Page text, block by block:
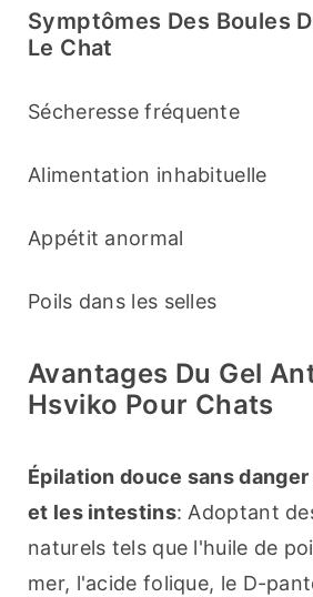
Symptômes Des Boules
Le Chat
Sécheresse fréquente
Alimentation inhabituelle
Appétit anormal
Poils dans les selles
Avantages Du Gel
Hsviko Pour Chats
Épilation douce sans
et les intestins: Adoptant
naturels tels que l'huile de
mer, l'acide folique, le D-